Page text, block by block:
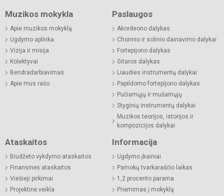
Muzikos mokykla
Apie muzikos mokyklą
Ugdymo aplinka
Vizija ir misija
Kolektyvai
Bendradarbiavimas
Apie mus rašo
Paslaugos
Akordeono dalykas
Chorinio ir solinio dainavimo dalykai
Fortepijono dalykas
Gitaros dalykas
Liaudies instrumentų dalykai
Papildomo fortepijono dalykas
Pučiamųjų ir mušamųjų
Styginių instrumentų dalykai
Muzikos teorijos, istorijos ir
kompozicijos dalykai
Ataskaitos
Biudžeto vykdymo ataskaitos
Finansinės ataskaitos
Viešieji pirkimai
Projektinė veikla
Informacija
Ugdymo įkainiai
Pamokų tvarkaraščio laikas
1,2 procento parama
Priėmimas į mokyklą